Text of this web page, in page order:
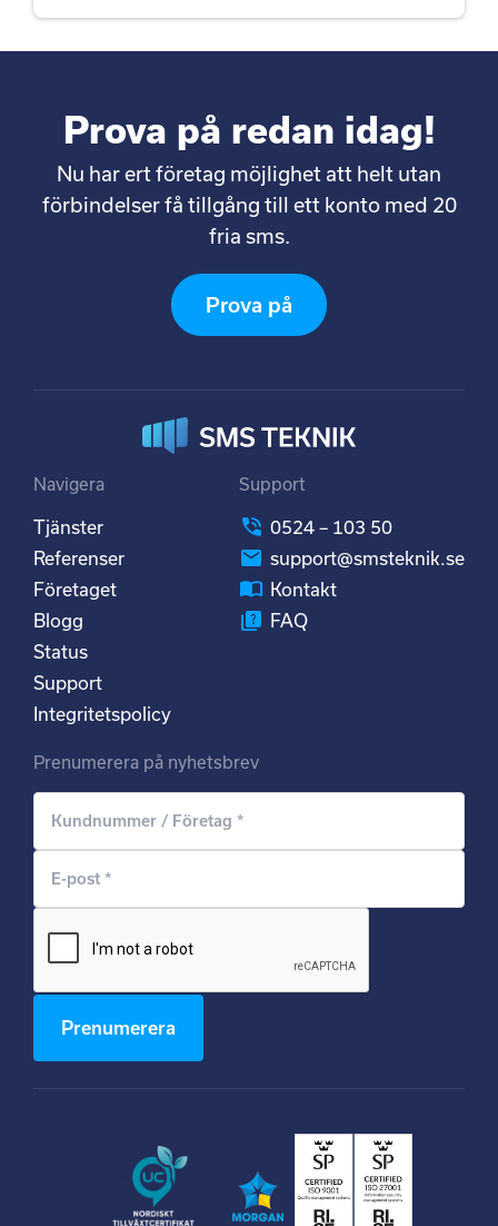
Prova på redan idag!
Nu har ert företag möjlighet att helt utan
förbindelser få tillgång till ett konto med 20
fria sms.
Prova på
Navigera
Tjänster
Referenser
Företaget
Blogg
Status
Support
Integritetspolicy
Support
0524 – 103 50
support@smsteknik.se
Kontakt
FAQ
Prenumerera på nyhetsbrev